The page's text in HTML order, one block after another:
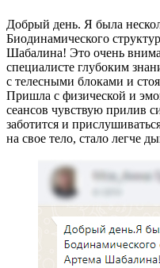
Добрый день. Я была
Биодинамического
Шабалина! Это очень
специалисте глубоким
с телесными блоками и
Пришла с физической и
сеансов чувствую прилив
заботится и
на свое тело, стало легче